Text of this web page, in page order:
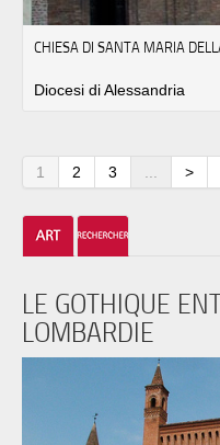
CHIESA DI SANTA MARIA
Diocesi di Alessandria
1 2 3 ... >
LE GOTHIQUE
LOMBARDIE